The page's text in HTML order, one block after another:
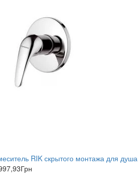
RIK скрытого монтажа для душа
Грн